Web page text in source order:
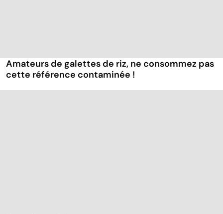
Amateurs de galettes de riz, ne consommez pas
cette référence contaminée !